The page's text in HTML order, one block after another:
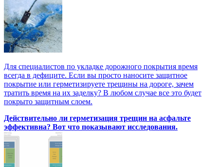
Для специалистов по укладке дорожного покрытия время
всегда в дефиците. Если вы просто наносите защитное
покрытие или герметизируете трещины на дороге, зачем
тратить время на их заделку? В любом случае все это будет
покрыто защитным слоем.
Действительно ли герметизация трещин на асфальте
эффективна? Вот что показывают исследования.